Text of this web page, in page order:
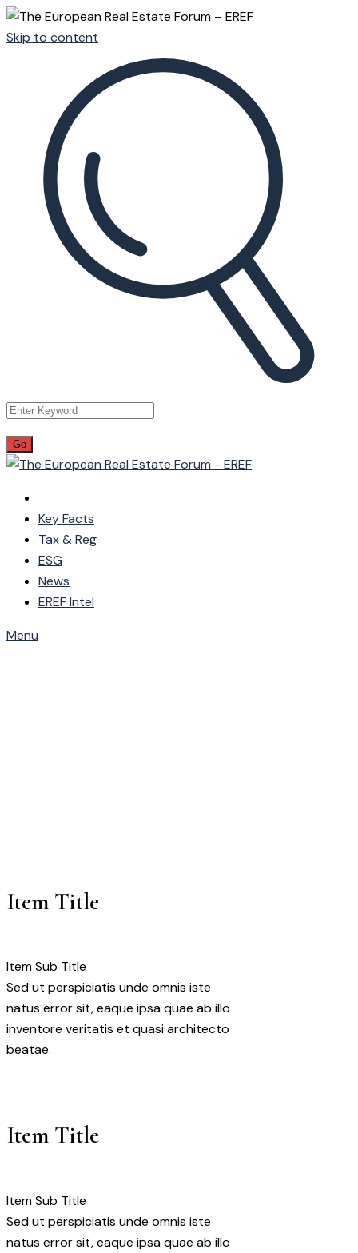
Skip to content
Key Facts
Tax & Reg
ESG
News
EREF Intel
Menu
Item Title
Item Sub Title
Sed ut perspiciatis unde omnis iste
natus error sit, eaque ipsa quae ab illo
inventore veritatis et quasi architecto
beatae.
Item Title
Item Sub Title
Sed ut perspiciatis unde omnis iste
natus error sit, eaque ipsa quae ab illo